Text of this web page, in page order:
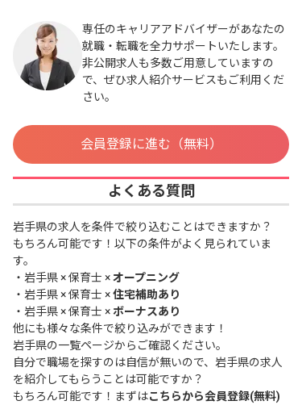
専任のキャリアアドバイザーがあなたの
就職・転職を全力サポートいたします。
非公開求人も多数ご用意していますの
で、ぜひ求人紹介サービスもご利用くだ
さい。
会員登録に進む（無料）
よくある質問
岩手県の求人を条件で絞り込むことはできますか？
もちろん可能です！以下の条件がよく見られていま
す。
・ 岩手県 × 保育士 ×オープニング
・ 岩手県 × 保育士 ×住宅補助あり
・ 岩手県 × 保育士 ×ボーナスあり
他にも様々な条件で絞り込みができます！
岩手県の一覧ページからご確認ください。
自分で職場を探すのは自信が無いので、岩手県の求人
を紹介してもらうことは可能ですか？
もちろん可能です！まずはこちらから会員登録(無料)